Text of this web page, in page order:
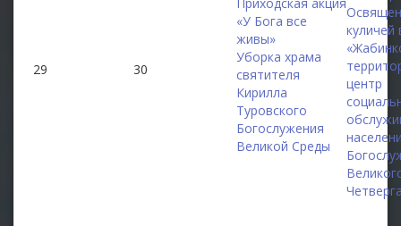
29 30
«У Бога все
живы»
Уборка храма
святителя
Кирилла
Туровского
Богослужения
Великой Среды
куличей
центр